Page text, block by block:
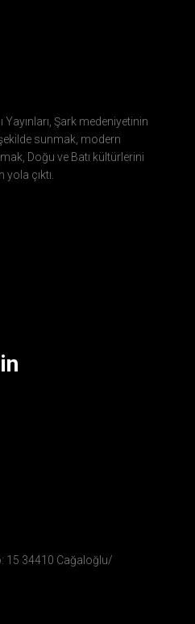
Yayınları, Şark medeniyetinin
şekilde sunmak, modern
Doğu ve Batı kültürlerini
çıktı.
15 34410 Cağaloğlu/